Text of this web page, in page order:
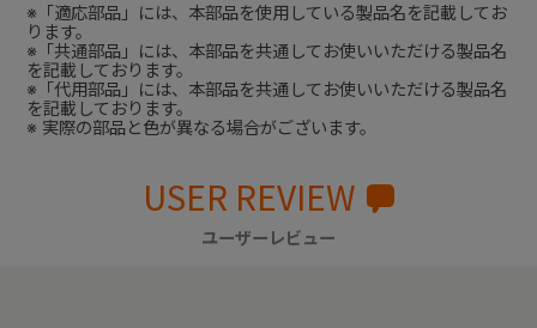
※「適応部品」には、本部品を使用している製品名を記載してお
ります。
※「共通部品」には、本部品を共通してお使いいただける製品名
を記載しております。
※「代用部品」には、本部品を共通してお使いいただける製品名
を記載しております。
※ 実際の部品と色が異なる場合がございます。
USER REVIEW
ユーザーレビュー